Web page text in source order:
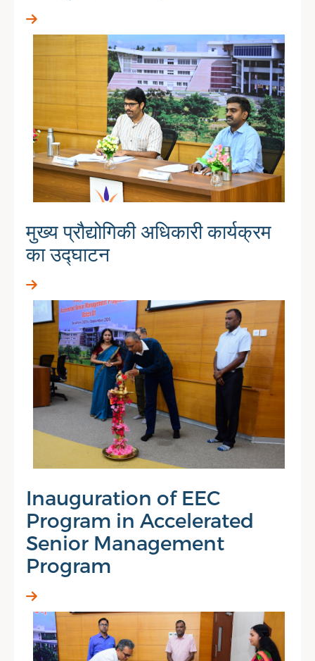
मुख्य प्रौद्योगिकी अधिकारी कार्यक्रम
का उद्घाटन
Inauguration of EEC
Program in Accelerated
Senior Management
Program